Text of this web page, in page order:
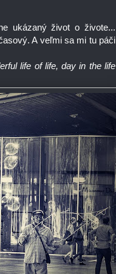
ukázaný život o živote...
A veľmi sa mi tu páči
life of life, day in the life